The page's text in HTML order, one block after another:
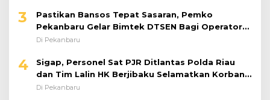
Pekanbaru Gelar Bimtek DTSEN Bagi Operator
Puskessos
Di Pekanbaru
dan Tim Lalin HK Berjibaku Selamatkan Korban
Kecelakaan di Tol Pekanbaru–Dumai
Di Pekanbaru